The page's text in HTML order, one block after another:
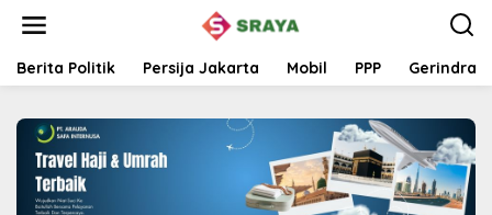
t
Berita Politik Persija Jakarta Mobil PPP Gerindra